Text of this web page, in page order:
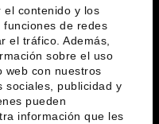
el contenido y los
de redes
el tráfico. Además,
sobre el uso
web con nuestros
sociales, publicidad y
pueden
información que les